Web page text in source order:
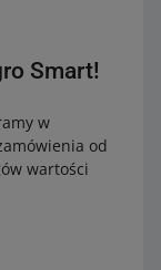
Smart!
w
od
wartości